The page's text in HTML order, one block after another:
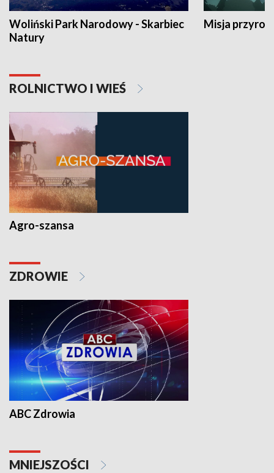
Woliński Park Narodowy - Skarbiec
Natury
Misja
ROLNICTWO I WIEŚ
Agro-szansa
ZDROWIE
ABC Zdrowia
MNIEJSZOŚCI